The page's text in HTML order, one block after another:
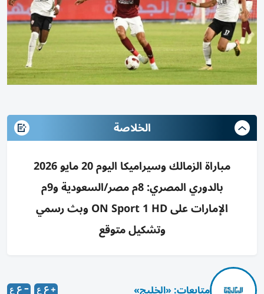
الخلاصة
مباراة الزمالك وسيراميكا اليوم 20 مايو 2026
بالدوري المصري: 8م مصر/السعودية و9م
الإمارات على ON Sport 1 HD وبث رسمي
وتشكيل متوقع